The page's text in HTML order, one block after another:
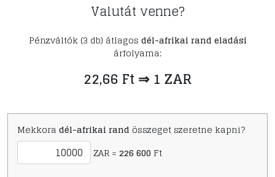
Valutát venne?
Pénzváltók (3 db) átlagos dél-afrikai rand eladási
árfolyama:
22,66 Ft ⇒ 1 ZAR
Mekkora dél-afrikai rand összeget szeretne kapni?
ZAR = 226 600 Ft